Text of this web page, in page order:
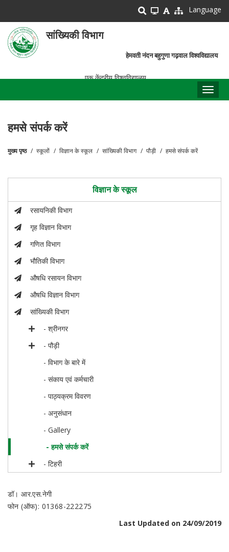
main
content
Language
सांख्यिकी विभाग
हेमवती नंदन बहुगुणा गढ़वाल विश्वविद्यालय
एक केंद्रीय विश्वविद्यालय
हमसे संपर्क करें
मुख्य पृष्ठ स्कूलों विज्ञान के स्कूल सांख्यिकी विभाग पौड़ी हमसे संपर्क करें
विज्ञान के स्कूल
रसायनिकी विभाग
गृह विज्ञान विभाग
गणित विभाग
भौतिकी विभाग
औषधि रसायन विभाग
औषधि विज्ञान विभाग
सांख्यिकी विभाग
- श्रीनगर
- पौड़ी
- विभाग के बारे में
- संकाय एवं कर्मचारी
- पाठ्यक्रम विवरण
- अनुसंधान
- Gallery
- हमसे संपर्क करें
- टिहरी
डॉ। आर.एस.नेगी
फोन (ऑफ): 01368-222275
Last Updated on 24/09/2019